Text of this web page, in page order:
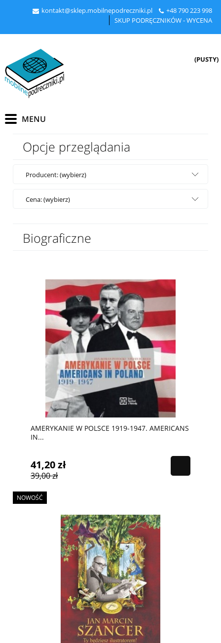
kontakt@sklep.mobilnepodreczniki.pl +48790 223 998
SKUP PODRĘCZNIKÓW - WYCENA
(PUSTY)
Opcje przeglądania
Producent: (wybierz)
Cena: (wybierz)
Biograficzne
AMERYKANIE W POLSCE 1919-1947. AMERICANS
IN...
41,20 zł
39,00 zł
NOWOŚĆ